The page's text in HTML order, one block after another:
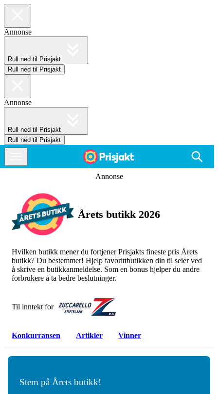
Annonse
Rull ned til Prisjakt
Rull ned til Prisjakt
Annonse
Rull ned til Prisjakt
Rull ned til Prisjakt
Annonse
Årets butikk 2026
Hvilken butikk mener du fortjener Prisjakts fineste pris Årets
butikk? Du bestemmer! Hjelp favorittbutikken din til seier ved
å skrive en butikkanmeldelse. Som en bonus hjelper du andre
forbrukere å ta bedre beslutninger.
Til inntekt for
Konkurransen Artikler Vinner
Stem på Årets butikk!